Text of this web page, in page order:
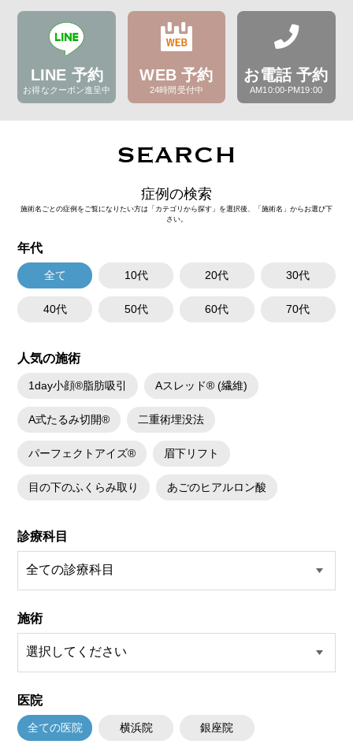
LINE 予約
お得なクーポン進呈中
WEB 予約
24時間受付中
お電話 予約
AM10:00-PM19:00
SEARCH
症例の検索
施術名ごとの症例をご覧になりたい方は「カテゴリから探す」を選択後、「施術名」からお選び下
さい。
年代
全て 10代 20代 30代
40代 50代 60代 70代
人気の施術
1day小顔®脂肪吸引 Aスレッド® (繊維)
A式たるみ切開® 二重術埋没法
パーフェクトアイズ® 眉下リフト
目の下のふくらみ取り あごのヒアルロン酸
診療科目
施術
医院
全ての医院 横浜院 銀座院